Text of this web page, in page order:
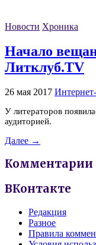
Новости Хроника
Начало
Литклуб.TV
26 мая 2017
У литераторов
аудиторией.
Далее →
Комментарии
ВКонтакте
Редакция
Разное
Правила